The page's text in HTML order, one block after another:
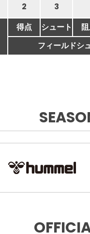
2 3
得点 シュート
フィールドシ